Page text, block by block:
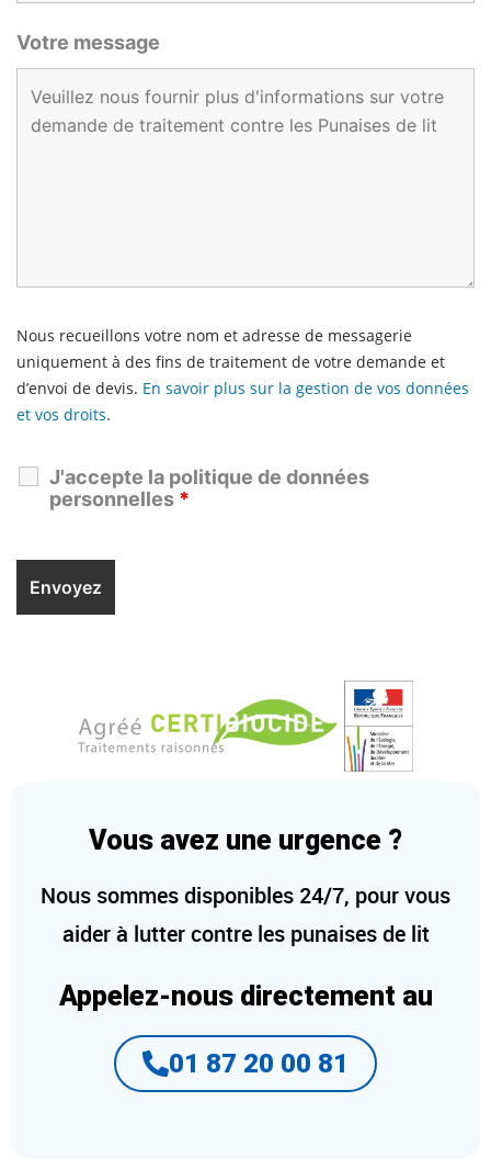
Votre message
Nous recueillons votre nom et adresse de messagerie
uniquement à des fins de traitement de votre demande et
d’envoi de devis. En savoir plus sur la gestion de vos données
et vos droits.
J'accepte la politique de données
personnelles *
Vous avez une urgence ?
Nous sommes disponibles 24/7, pour vous
aider à lutter contre les punaises de lit
Appelez-nous directement au
01 87 20 00 81